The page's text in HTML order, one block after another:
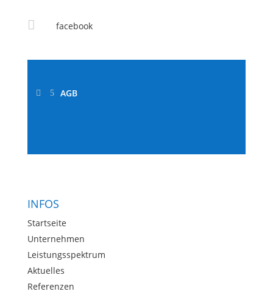
 facebook
 5 AGB
INFOS
Startseite
Unternehmen
Leistungsspektrum
Aktuelles
Referenzen